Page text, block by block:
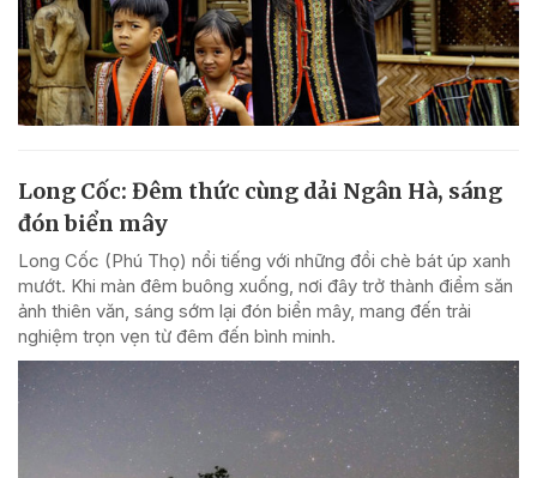
Long Cốc: Đêm thức cùng dải Ngân Hà, sáng
đón biển mây
Long Cốc (Phú Thọ) nổi tiếng với những đồi chè bát úp xanh
mướt. Khi màn đêm buông xuống, nơi đây trở thành điểm săn
ảnh thiên văn, sáng sớm lại đón biển mây, mang đến trải
nghiệm trọn vẹn từ đêm đến bình minh.